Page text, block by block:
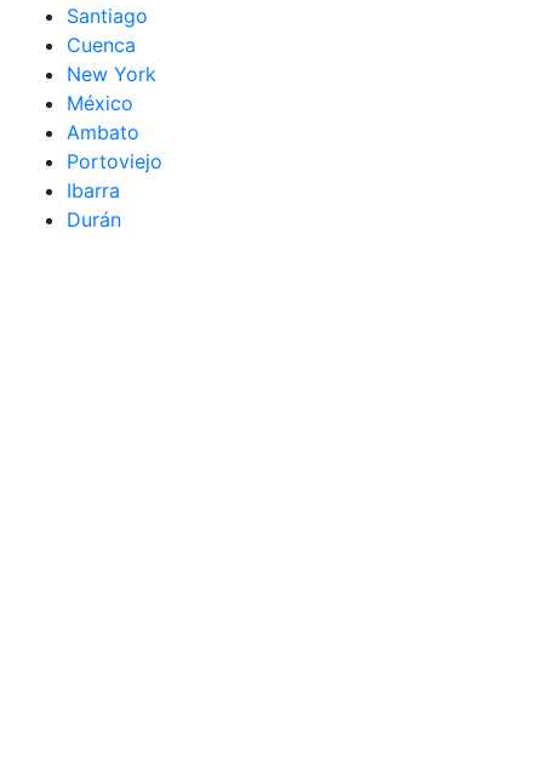
Santiago
Cuenca
New York
México
Ambato
Portoviejo
Ibarra
Durán